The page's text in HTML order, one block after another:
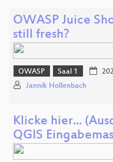
OWASP Juice
still fresh?
OWASP Saal 1
Jannik Hollenbach
Klicke hier...
QGIS